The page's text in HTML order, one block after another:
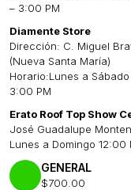
– 3:00 PM
Diamente Store
Dirección: C. Miguel
(Nueva Santa María)
Horario:Lunes a
3:00 PM
Erato Roof Top Show
José Guadalupe
Lunes a Domingo 12:00
GENERAL
$700.00